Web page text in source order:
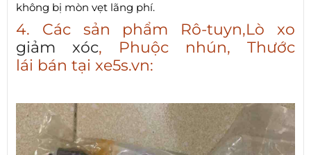
không bị mòn vẹt lãng phí.
4. Các sản phẩm Rô-tuyn,Lò xo
giảm xóc, Phuộc nhún, Thước
lái bán tại xe5s.vn: